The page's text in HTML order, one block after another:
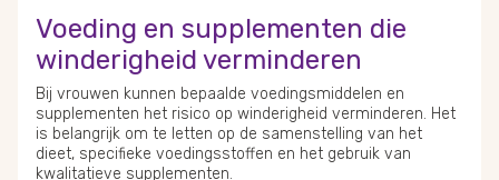
Voeding en supplementen die
winderigheid verminderen
Bij vrouwen kunnen bepaalde voedingsmiddelen en
supplementen het risico op winderigheid verminderen. Het
is belangrijk om te letten op de samenstelling van het
dieet, specifieke voedingsstoffen en het gebruik van
kwalitatieve supplementen.